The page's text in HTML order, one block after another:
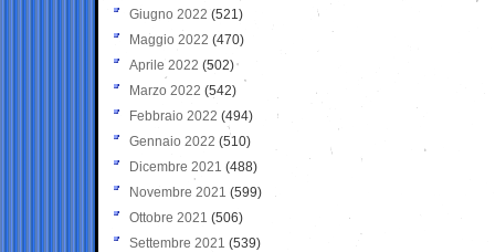
Giugno 2022 (521)
Maggio 2022 (470)
Aprile 2022 (502)
Marzo 2022 (542)
Febbraio 2022 (494)
Gennaio 2022 (510)
Dicembre 2021 (488)
Novembre 2021 (599)
Ottobre 2021 (506)
Settembre 2021 (539)